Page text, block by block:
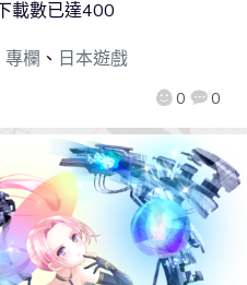
0 0
載數已達400
專欄 、 日本遊戲